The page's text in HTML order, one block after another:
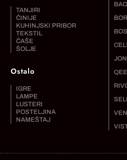
TANJIRI
ČINIJE
KUHINJSKI PRIBOR
TEKSTIL
ČAŠE
ŠOLJE
Ostalo
IGRE
LAMPE
LUSTERI
POSTELJINA
NAMEŠTAJ